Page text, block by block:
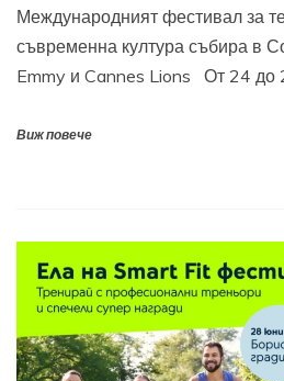
Международният фестивал за
съвременна култура събира в
Emmy и Cannes Lions От 24 до
Виж повече